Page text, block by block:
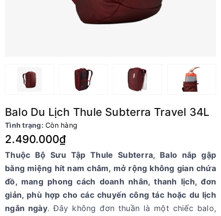
Balo Du Lịch Thule Subterra Travel 34L
Tình trạng: Còn hàng
2.490.000₫
Thuộc Bộ Sưu Tập Thule Subterra, Balo nắp gập
bằng miệng hít nam châm, mở rộng không gian chứa
đồ, mang phong cách doanh nhân, thanh lịch, đơn
giản, phù hợp cho các chuyến công tác hoặc du lịch
ngắn ngày. Đây không đơn thuần là một chiếc balo,